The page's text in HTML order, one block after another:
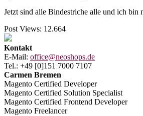
Jetzt sind alle Bindestriche alle und ich
Post Views: 12.664
Kontakt
E-Mail: office@neoshops.de
Tel.: +49 [0]151 7000 7107
Carmen Bremen
Magento Certified Developer
Magento Certified Solution Specialist
Magento Certified Frontend Developer
Magento Freelancer